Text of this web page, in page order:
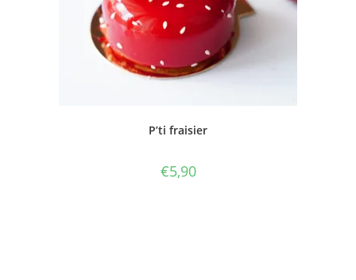
P’ti fraisier
€5,90